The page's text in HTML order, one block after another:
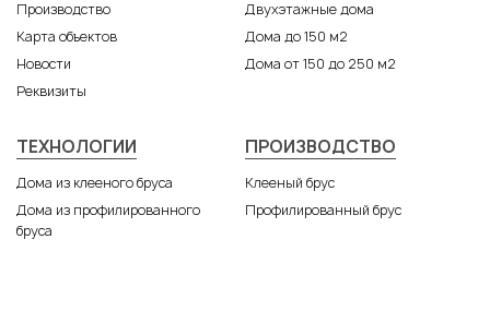
Производство
Карта объектов
Новости
Реквизиты
Двухэтажные дома
Дома до 150 м2
Дома от 150 до 250 м2
ТЕХНОЛОГИИ
Дома из клееного бруса
Дома из профилированного
бруса
ПРОИЗВОДСТВО
Клееный брус
Профилированный брус